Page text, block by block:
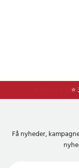
⭐ Nem og
Få nyheder,